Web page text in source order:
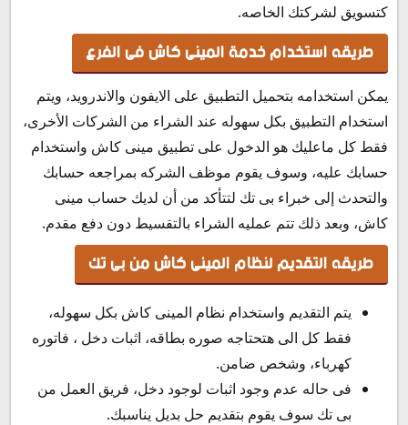
كتسويق لشركتك الخاصه.
طريقه استخدام خدمة المينى كاش فى الفرع
يمكن استخدامه بتحميل التطبيق على الايفون والاندرويد، ويتم
استخدام التطبيق بكل سهوله عند الشراء من الشركات الأخرى،
فقط كل ماعليك هو الدخول على تطبيق مينى كاش واستخدام
حسابك عليه، وسوف يقوم موظف الشركه بمراجعه حسابك
والتحدث إلى خبراء بى تك لتتأكد من أن لديك حساب مينى
كاش، وبعد ذلك تتم عمليه الشراء بالتقسيط دون دفع مقدم.
طريقه التقديم لنظام المينى كاش من بى تك
يتم التقديم واستخدام نظام المينى كاش بكل سهوله،
فقط كل الى هتحتاجه صوره بطاقه، اثبات دخل ، فاتوره
كهرباء، وشخص ضامن.
فى حاله عدم وجود اثبات لوجود دخل، فريق العمل من
بى تك سوف يقوم بتقديم حل بديل يناسبك.